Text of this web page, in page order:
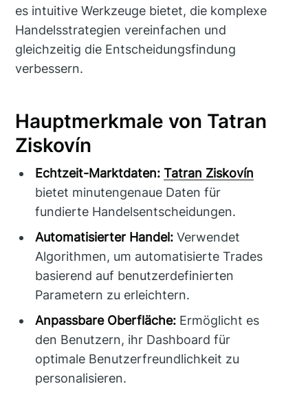
es intuitive Werkzeuge bietet, die komplexe
Handelsstrategien vereinfachen und
gleichzeitig die Entscheidungsfindung
verbessern.
Hauptmerkmale von Tatran
Ziskovín
Echtzeit-Marktdaten: Tatran Ziskovín
bietet minutengenaue Daten für
fundierte Handelsentscheidungen.
Automatisierter Handel: Verwendet
Algorithmen, um automatisierte Trades
basierend auf benutzerdefinierten
Parametern zu erleichtern.
Anpassbare Oberfläche: Ermöglicht es
den Benutzern, ihr Dashboard für
optimale Benutzerfreundlichkeit zu
personalisieren.